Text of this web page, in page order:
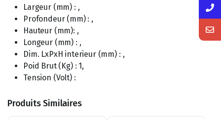
Largeur (mm) : ,
Profondeur (mm) : ,
Hauteur (mm): ,
Longeur (mm) : ,
Dim. LxPxH interieur (mm) : ,
Poid Brut (Kg) : 1,
Tension (Volt) :
Produits Similaires